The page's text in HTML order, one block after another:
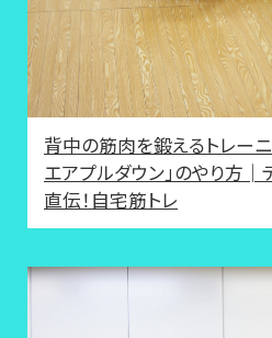
背中の筋肉を鍛えるトレー
エアプルダウン」のやり方│
直伝！自宅筋トレ